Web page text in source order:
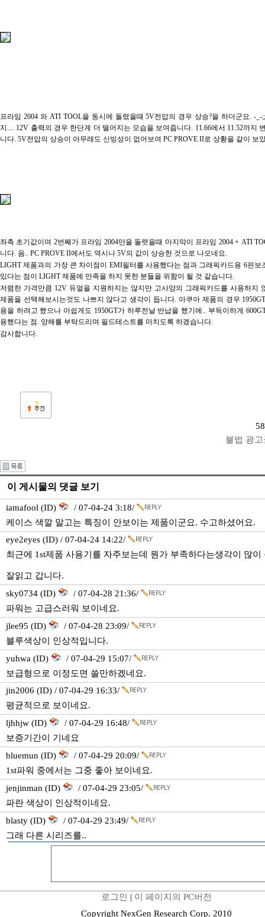
프라임 2004 와 ATI TOOL을 동시에 돌렸을때 5V전압의 경우 상승?을 하더군요. -_-
지.... 12V 출력의 경우 한단계 더 떨어지는 모습을 보여줍니다. 11.66에서 11.52까지
니다. 5V전압의 상승이 아무래도 신빙성이 없어보여 PC PROVE II로 상황을 같이 보
좌측 초기값이며 2번째가 프라임 2004만을 돌렷을때 마지막이 프라임 2004 + ATI
니다. 음.. PC PROVE II에서도 역시나 5V의 값이 상승한 것으로 나오네요.
LIGHT 제품과의 가장 큰 차이점이 EMI필터를 사용했다는 점과 그래픽카드용 6핀보
있다는 점이 LIGHT 제품에 만족을 하지 못한 분들을 위함이 될 것 같습니다.
저렴한 가격만큼 12V 듀얼을 지원하지는 않지만 고사양의 그래픽카드를 사용하지
제품을 선택해보시는것도 나쁘지 않다고 생각이 듭니다. 아쿠아 제품의 경우
용을 하려고 했으나 아쉽게도 1950GT가 하루전날 반납을 했기에.. 부득이하게
용했다는 점. 양해를 부탁드리며 필드테스트를 마치도록 하겠습니다.
감사합니다.
2
불법 광
이 게시물의 댓글 보기
iamafool (ID)
/ 07-04-24 3:18/
케이스 색깔 말고는 특징이 안보이는 제품이군요. 수고하셨어요.
eye2eyes (ID) / 07-04-24 14:22/
최근에 1st제품 사용기를 자주보는데 뭔가 부족하다는생각이 많이
잘읽고 갑니다.
sky0734 (ID)
/ 07-04-28 21:36/
파워는 고급스러워 보이네요.
jlee95 (ID)
/ 07-04-28 23:09/
블루색상이 인상적입니다.
yuhwa (ID)
/ 07-04-29 15:07/
보급형으로 이정도면 쓸만하겠네요.
jin2006 (ID) / 07-04-29 16:33/
평균적으로 보이네요.
ljhhjw (ID)
/ 07-04-29 16:48/
보증기간이 기네요
bluemun (ID)
/ 07-04-29 20:09/
1st파워 중에서는 그중 좋아 보이네요.
jenjinman (ID)
/ 07-04-29 23:05/
파란 색상이 인상적이네요.
blasty (ID)
/ 07-04-29 23:49/
그래 다른 시리즈를..
로그인 | 이 페이지의 PC버전
Copyright NexGen Research Corp. 2010